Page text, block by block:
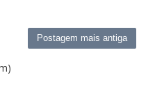
Postagem mais antiga